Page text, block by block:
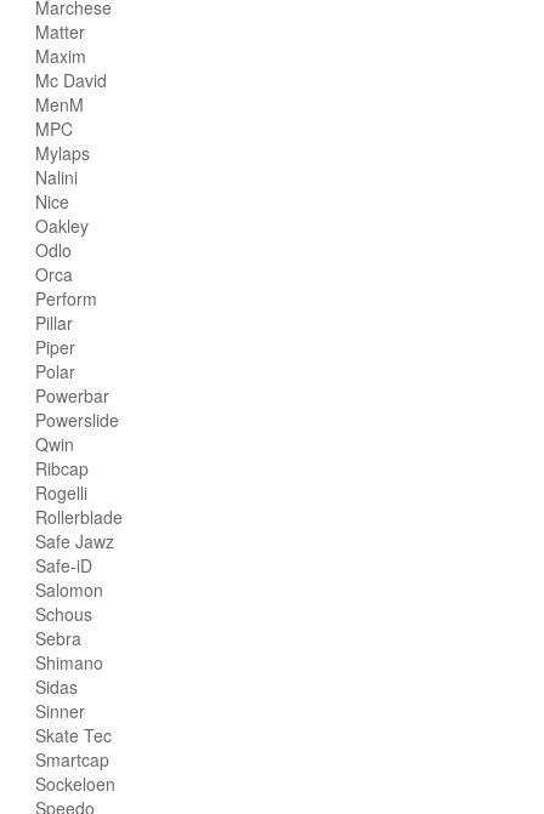
Marchese
Matter
Maxim
Mc David
MenM
MPC
Mylaps
Nalini
Nice
Oakley
Odlo
Orca
Perform
Pillar
Piper
Polar
Powerbar
Powerslide
Qwin
Ribcap
Rogelli
Rollerblade
Safe Jawz
Safe-iD
Salomon
Schous
Sebra
Shimano
Sidas
Sinner
Skate Tec
Smartcap
Sockeloen
Speedo